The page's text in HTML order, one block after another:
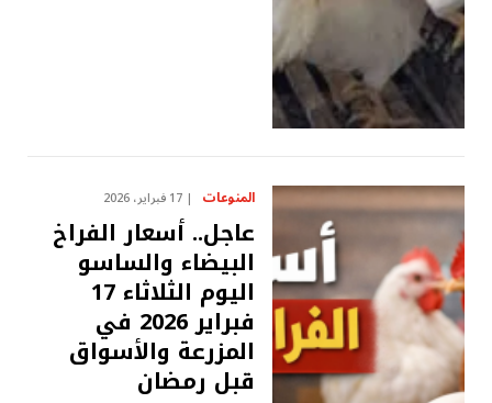
المنوعات 17 فبراير، 2026
عاجل.. أسعار الفراخ
البيضاء والساسو
اليوم الثلاثاء 17
فبراير 2026 في
المزرعة والأسواق
قبل رمضان